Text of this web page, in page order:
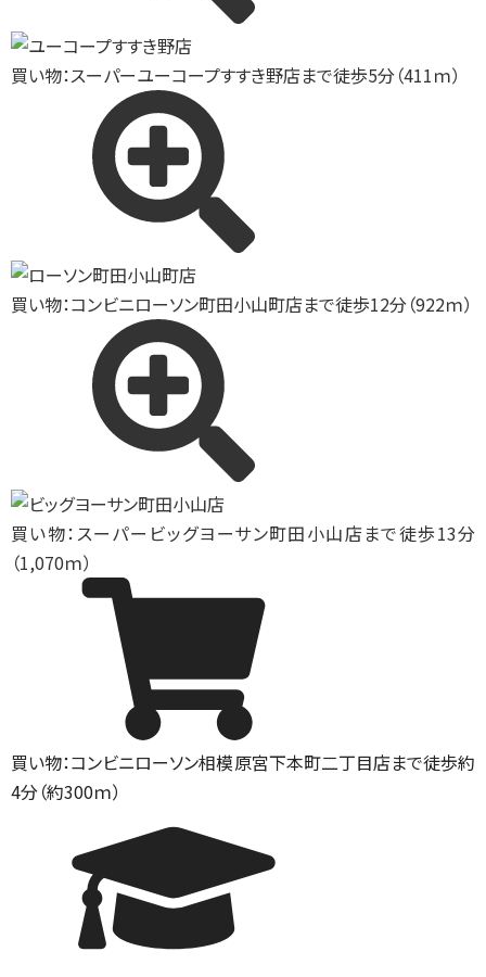
買い物：スーパーユーコープすすき野店まで徒歩5分（411ｍ）
買い物：コンビニローソン町田小山町店まで徒歩12分（922ｍ）
買い物：スーパー ビッグヨーサン町田小山店まで徒歩13分
（1,070ｍ）
買い物：コンビニローソン相模原宮下本町二丁目店まで徒歩約
4分（約300ｍ）